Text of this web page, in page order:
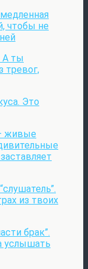
чтобы не
А ты
тревог,
Это
живые
из твоих
брак”.
услышать